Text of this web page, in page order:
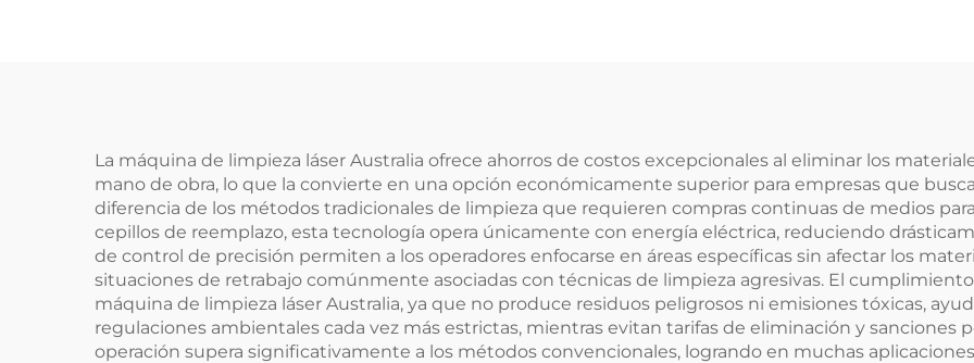
La máquina de limpieza láser Australia ofrece ahorros de costos excepcionales al eliminar los
mano de obra, lo que la convierte en una opción económicamente superior para empresas que
diferencia de los métodos tradicionales de limpieza que requieren compras continuas de medios
cepillos de reemplazo, esta tecnología opera únicamente con energía eléctrica, reduciendo
de control de precisión permiten a los operadores enfocarse en áreas específicas sin afectar los
situaciones de retrabajo comúnmente asociadas con técnicas de limpieza agresivas. El
máquina de limpieza láser Australia, ya que no produce residuos peligrosos ni emisiones tóxicas,
regulaciones ambientales cada vez más estrictas, mientras evitan tarifas de eliminación y sanciones
operación supera significativamente a los métodos convencionales, logrando en muchas